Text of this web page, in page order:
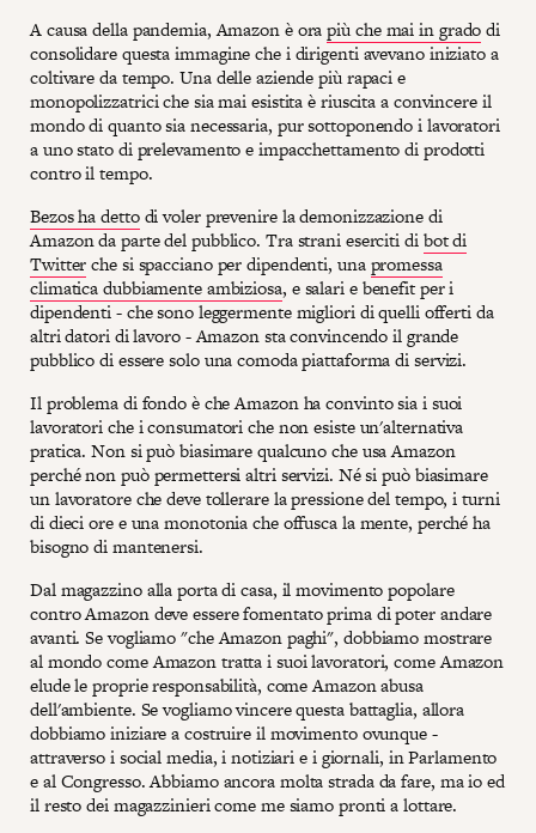
A causa della pandemia, Amazon è orapiù che mai in gradodi
consolidare questa immagine che i dirigenti avevano iniziato a
coltivare da tempo. Una delle aziende più rapaci e
monopolizzatrici che sia mai esistita è riuscita a convincere il
mondo di quanto sia necessaria, pur sottoponendo i lavoratori
a uno stato di prelevamento e impacchettamento di prodotti
contro il tempo.
Bezos ha dettodi voler prevenire la demonizzazione di
Amazon da parte del pubblico. Tra strani eserciti dibot di
Twitterche si spacciano per dipendenti, unapromessa
climatica dubbiamente ambiziosa, e salari e benefit per i
dipendenti - che sono leggermente migliori di quelli offerti da
altri datori di lavoro - Amazon sta convincendo il grande
pubblico di essere solo una comoda piattaforma di servizi.
Il problema di fondo è che Amazon ha convinto sia i suoi
lavoratori che i consumatori che non esiste un'alternativa
pratica. Non si può biasimare qualcuno che usa Amazon
perché non può permettersi altri servizi. Né si può biasimare
un lavoratore che deve tollerare la pressione del tempo, i turni
di dieci ore e una monotonia che offusca la mente, perché ha
bisogno di mantenersi.
Dal magazzino alla porta di casa, il movimento popolare
contro Amazon deve essere fomentato prima di poter andare
avanti. Se vogliamo "che Amazon paghi", dobbiamo mostrare
al mondo come Amazon tratta i suoi lavoratori, come Amazon
elude le proprie responsabilità, come Amazon abusa
dell'ambiente. Se vogliamo vincere questa battaglia, allora
dobbiamo iniziare a costruire il movimento ovunque -
attraverso i social media, i notiziari e i giornali, in Parlamento
e al Congresso. Abbiamo ancora molta strada da fare, ma io ed
il resto dei magazzinieri come me siamo pronti a lottare.